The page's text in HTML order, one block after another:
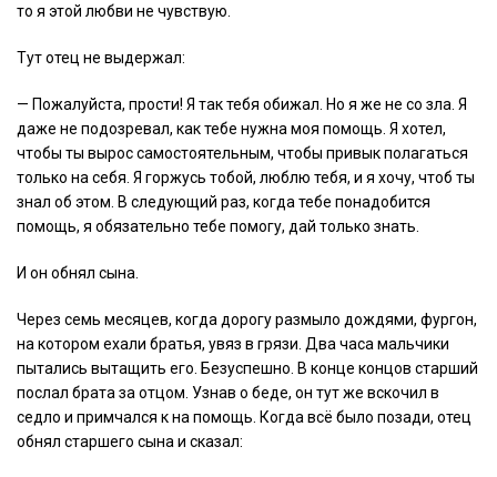
то я этой любви не чувствую.
Тут отец не выдержал:
— Пожалуйста, прости! Я так тебя обижал. Но я же не со зла. Я
даже не подозревал, как тебе нужна моя помощь. Я хотел,
чтобы ты вырос самостоятельным, чтобы привык полагаться
только на себя. Я горжусь тобой, люблю тебя, и я хочу, чтоб ты
знал об этом. В следующий раз, когда тебе понадобится
помощь, я обязательно тебе помогу, дай только знать.
И он обнял сына.
Через семь месяцев, когда дорогу размыло дождями, фургон,
на котором ехали братья, увяз в грязи. Два часа мальчики
пытались вытащить его. Безуспешно. В конце концов старший
послал брата за отцом. Узнав о беде, он тут же вскочил в
седло и примчался к на помощь. Когда всё было позади, отец
обнял старшего сына и сказал: